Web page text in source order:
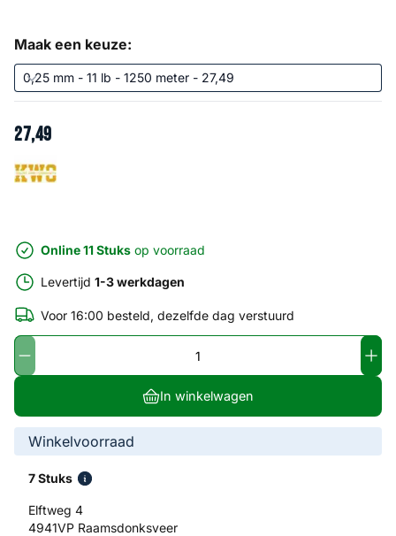
Maak een keuze:
27,49
Online 11 Stuks op voorraad
Levertijd 1-3 werkdagen
Voor 16:00 besteld, dezelfde dag verstuurd
In winkelwagen
Winkelvoorraad
7 Stuks
Elftweg 4
4941VP Raamsdonksveer